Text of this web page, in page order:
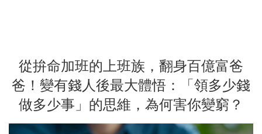
從拚命加班的上班族，翻身百億富爸
爸！變有錢人後最大體悟：「領多少錢
做多少事」的思維，為何害你變窮？